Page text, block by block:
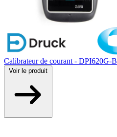
Calibrateur de courant - DPI620G-B
Voir le produit